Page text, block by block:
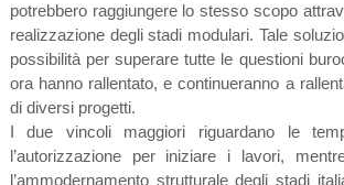
potrebbero raggiungere lo stesso scopo
realizzazione degli stadi modulari. Tale
possibilità per superare tutte le questioni
ora hanno rallentato, e continueranno a
di diversi progetti.
I due vincoli maggiori riguardano le
l’autorizzazione per iniziare i lavori,
l’ammodernamento strutturale degli stadi